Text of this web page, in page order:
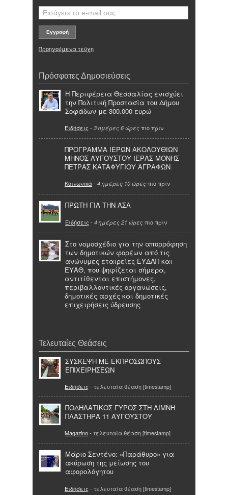
Προηγούμενα τεύχη
Πρόσφατες Δημοσιεύσεις
Η Περιφέρεια Θεσσαλίας ενισχύει
την Πολιτική Προστασία του Δήμου
Σοφάδων με 300.000 ευρώ
Ειδήσεις - 3 ημέρες 6 ώρες πιο πριν
ΠΡΟΓΡΑΜΜΑ ΙΕΡΩΝ ΑΚΟΛΟΥΘΙΩΝ
ΜΗΝΟΣ ΑΥΓΟΥΣΤΟΥ ΙΕΡΑΣ ΜΟΝΗΣ
ΠΕΤΡΑΣ ΚΑΤΑΦΥΓΙΟΥ ΑΓΡΑΦΩΝ
Κοινωνικά- 4 ημέρες 10 ώρες πιο πριν
ΠΡΩΤΗ ΓΙΑ ΤΗΝ ΑΣΑ
Ειδήσεις - 4 ημέρες 21 ώρες πιο πριν
Στο νομοσχέδιο για την απορρόφηση
των δημοτικών φορέων από τις
ανώνυμες εταιρείες ΕΥΔΑΠ και
ΕΥΑΘ, που ψηφίζεται σήμερα,
αντιτίθενται επιστήμονες,
περιβαλλοντικές οργανώσεις,
δημοτικές αρχές και δημοτικές
επιχειρήσεις ύδρευσης
Τελευταίες Θεάσεις
ΣΥΣΚΕΨΗ ΜΕ ΕΚΠΡΟΣΩΠΟΥΣ
ΕΠΙΧΕΙΡΗΣΕΩΝ
Ειδήσεις - τελευταία θέαση [timestamp]
ΠΟΔΗΛΑΤΙΚΟΣ ΓΥΡΟΣ ΣΤΗ ΛΙΜΝΗ
ΠΛΑΣΤΗΡΑ 11 ΑΥΓΟΥΣΤΟΥ
Magazino- τελευταία θέαση [timestamp]
Μάριο Σεντένο: «Παράθυρο» για
ακύρωση της μείωσης του
αφορολόγητου
Ειδήσεις - τελευταία θέαση [timestamp]